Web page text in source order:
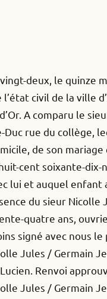
deux, le quinze
civil de la ville
A comparu le
Duc rue du collège,
de son
cent soixante-dix-
lui et auquel enfant
du sieur Nicolle
quatre ans,
signé avec nous
Jules / Germain
Renvoi
Jules / Germain